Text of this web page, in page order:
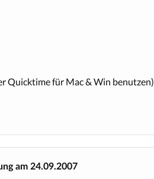
Quicktime für Mac & Win benutzen)
am 24.09.2007